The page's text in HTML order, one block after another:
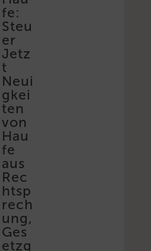
fe:
Steu
er
Jetz
t
Neui
gkei
ten
von
Hau
fe
aus
Rec
htsp
rech
ung,
Ges
etzg